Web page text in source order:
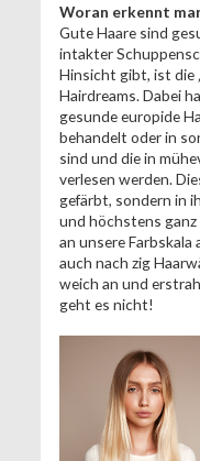
Woran erkennt
Gute Haare sind
intakter
Hinsicht gibt, ist die
Hairdreams. Dabei
gesunde europide
behandelt oder in
sind und die in
verlesen werden.
gefärbt, sondern in
und höchstens ganz
an unsere Farbskala
auch nach zig
weich an und
geht es nicht!